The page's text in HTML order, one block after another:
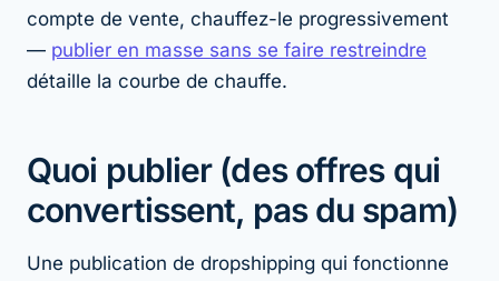
compte de vente, chauffez-le progressivement
— publier en masse sans se faire restreindre
détaille la courbe de chauffe.
Quoi publier (des offres qui
convertissent, pas du spam)
Une publication de dropshipping qui fonctionne